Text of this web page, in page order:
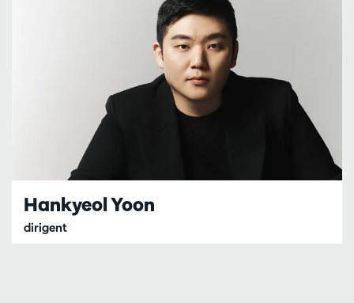
Hankyeol Yoon
dirigent